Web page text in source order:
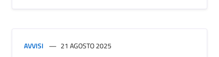
AVVISI 21 AGOSTO 2025